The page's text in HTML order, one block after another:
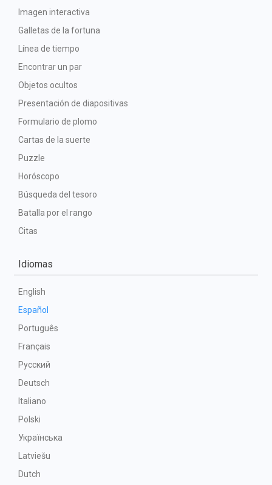
Imagen interactiva
Galletas de la fortuna
Línea de tiempo
Encontrar un par
Objetos ocultos
Presentación de diapositivas
Formulario de plomo
Cartas de la suerte
Puzzle
Horóscopo
Búsqueda del tesoro
Batalla por el rango
Citas
Idiomas
English
Español
Português
Français
Русский
Deutsch
Italiano
Polski
Українська
Latviešu
Dutch